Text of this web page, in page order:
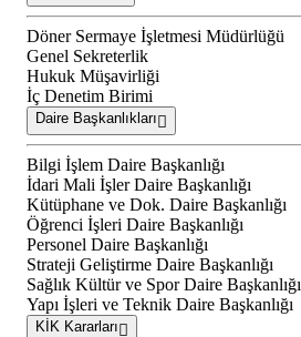
Döner Sermaye İşletmesi Müdürlüğü
Genel Sekreterlik
Hukuk Müşavirliği
İç Denetim Birimi
Daire Başkanlıkları
Bilgi İşlem Daire Başkanlığı
İdari Mali İşler Daire Başkanlığı
Kütüphane ve Dok. Daire Başkanlığı
Öğrenci İşleri Daire Başkanlığı
Personel Daire Başkanlığı
Strateji Geliştirme Daire Başkanlığı
Sağlık Kültür ve Spor Daire Başkanlığı
Yapı İşleri ve Teknik Daire Başkanlığı
KİK Kararları